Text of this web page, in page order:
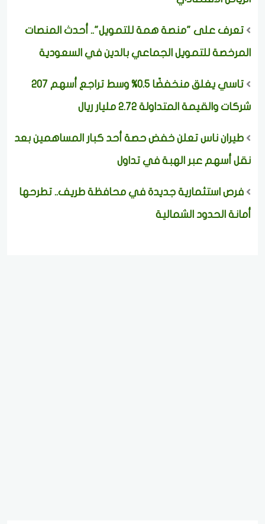
تعرف على "منصة همة للتمويل".. أحدث المنصات
المرخصة للتمويل الجماعي بالدين في السعودية
تاسي يغلق منخفضًا 0.5% وسط تراجع أسهم 207
شركات والقيمة المتداولة 2.72 مليار ريال
طيران ناس تعلن خفض حصة أحد كبار المساهمين بعد
نقل أسهم عبر الهبة في تداول
فرص استثمارية جديدة في محافظة طريف.. تطرحها
أمانة الحدود الشمالية